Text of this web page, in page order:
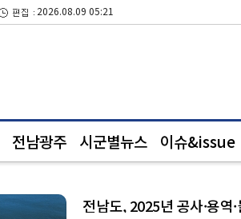
2026.08.09 05:21
전남광주 시군별뉴스 이슈&issue
전남도, 2025년 공사·용